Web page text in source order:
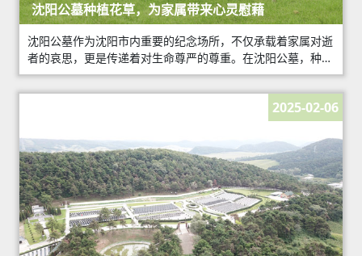
沈阳公墓种植花草，为家属带来心灵慰藉
沈阳公墓作为沈阳市内重要的纪念场所，不仅承载着家属对逝
者的哀思，更是传递着对生命尊严的尊重。在沈阳公墓，种植
花草成为了一种独特的景观，它不仅美化了环境，更对家属产
生了深刻的安慰作用。
2025-02-06